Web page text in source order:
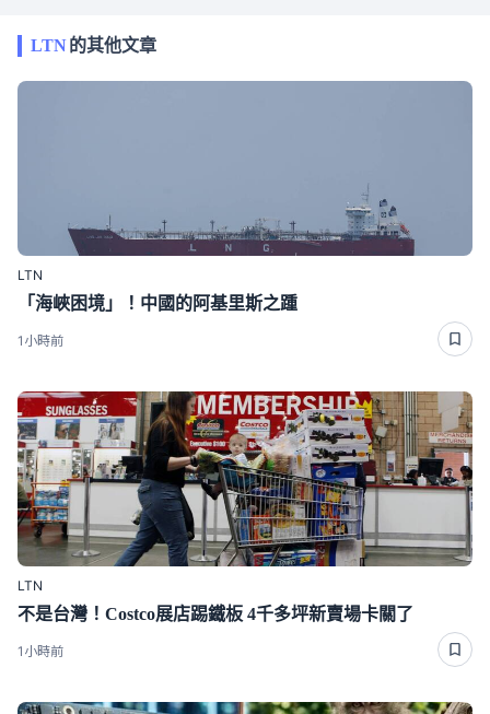
LTN的其他文章
LTN
「海峽困境」！中國的阿基里斯之踵
1小時前
LTN
不是台灣！Costco展店踢鐵板 4千多坪新賣場卡關了
1小時前